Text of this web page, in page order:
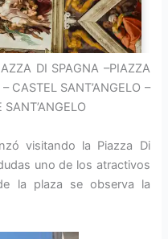
DI SPAGNA –PIAZZA
CASTEL SANT’ANGELO –
visitando la Piazza Di
uno de los atractivos
la plaza se observa la